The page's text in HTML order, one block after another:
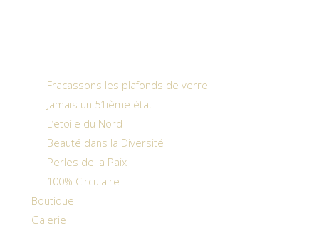
Fracassons les plafonds de verre
Jamais un 51ième état
L’etoile du Nord
Beauté dans la Diversité
Perles de la Paix
100% Circulaire
Boutique
Galerie